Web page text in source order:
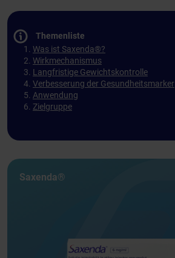
Themenliste
Was ist Saxenda®?
Wirkmechanismus
Langfristige Gewichtskontrolle
Verbesserung der Gesundheitsmarker
Anwendung
Zielgruppe
Saxenda®